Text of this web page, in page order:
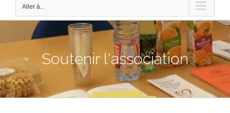
Aller à...
Soutenir l'association